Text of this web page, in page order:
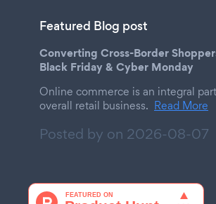
Featured Blog post
Converting Cross-Border
Black Friday & Cyber Monday
Online commerce is an integral
overall retail business. Read More
Posted by on 2026-08-07